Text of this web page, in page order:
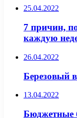
25.04.2022
7 причин,
каждую
26.04.2022
Березовый
13.04.2022
Бюджетные